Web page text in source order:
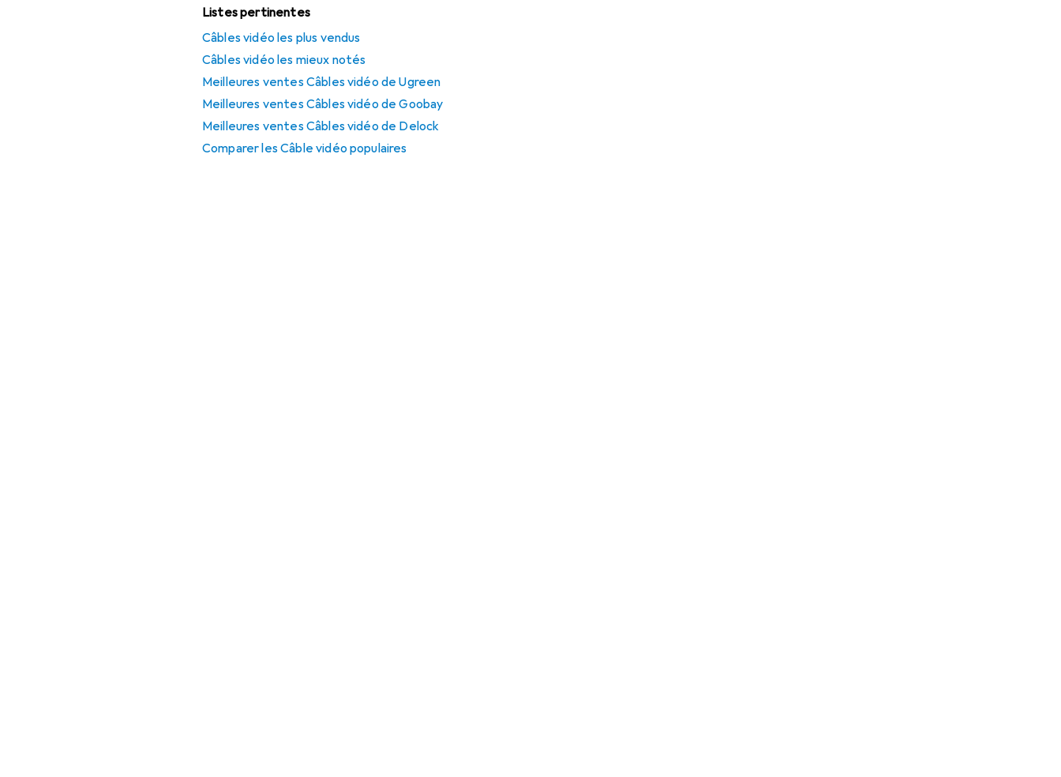
Listes pertinentes
Câbles vidéo les plus vendus
Câbles vidéo les mieux notés
Meilleures ventes Câbles vidéo de Ugreen
Meilleures ventes Câbles vidéo de Goobay
Meilleures ventes Câbles vidéo de Delock
Comparer les Câble vidéo populaires